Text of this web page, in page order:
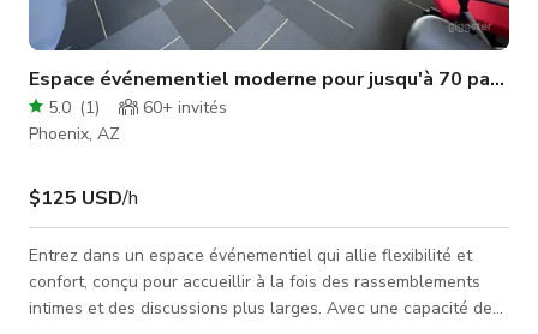
Espace événementiel moderne pour jusqu'à 70
5.0 (1) 60+ invités
Phoenix, AZ
$125 USD/h
Entrez dans un espace événementiel qui allie flexibilité et
confort, conçu pour accueillir à la fois des rassemblements
intimes et des discussions plus larges. Avec une capacité de